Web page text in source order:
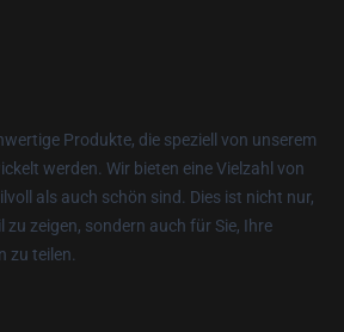
Produkte, die speziell von unserem
werden. Wir bieten eine Vielzahl von
als auch schön sind. Dies ist nicht nur,
zu zeigen, sondern auch für Sie, Ihre
zu teilen.